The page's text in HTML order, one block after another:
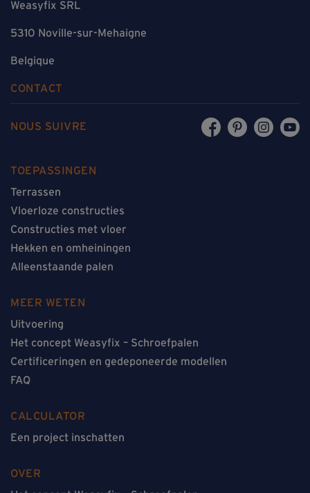
Weasyfix SRL
5310 Noville-sur-Mehaigne
Belgique
CONTACT
NOUS SUIVRE
TOEPASSINGEN
Terrassen
Vloerloze constructies
Constructies met vloer
Hekken en omheiningen
Alleenstaande palen
MEER WETEN
Uitvoering
Het concept Weasyfix – Schroefpalen
Certificeringen en gedeponeerde modellen
FAQ
CALCULATOR
Een project inschatten
OVER